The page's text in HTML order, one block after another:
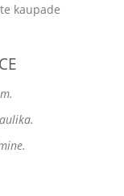
kaupade